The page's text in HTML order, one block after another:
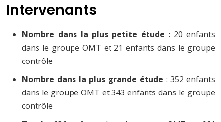
Intervenants
Nombre dans la plus petite étude : 20 enfants
dans le groupe OMT et 21 enfants dans le groupe
contrôle
Nombre dans la plus grande étude : 352 enfants
dans le groupe OMT et 343 enfants dans le groupe
contrôle